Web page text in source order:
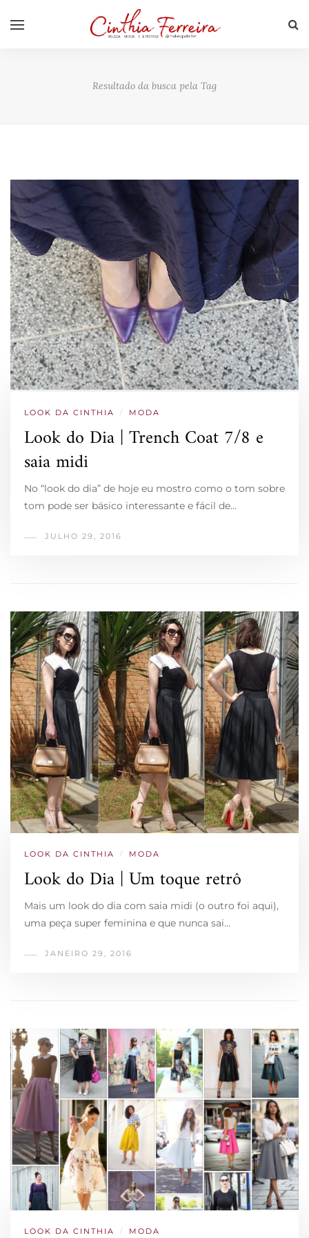
Resultado da busca pela Tag
LOOK DA CINTHIA / MODA
Look do Dia | Trench Coat 7/8 e
saia midi
No “look do dia” de hoje eu mostro como o tom sobre
tom pode ser básico interessante e fácil de…
JULHO 29, 2016
LOOK DA CINTHIA / MODA
Look do Dia | Um toque retrô
Mais um look do dia com saia midi (o outro foi aqui),
uma peça super feminina e que nunca sai…
JANEIRO 29, 2016
LOOK DA CINTHIA / MODA